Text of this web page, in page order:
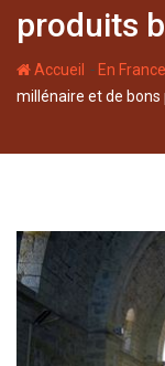
produits
Accueil - En France
millénaire et de bons